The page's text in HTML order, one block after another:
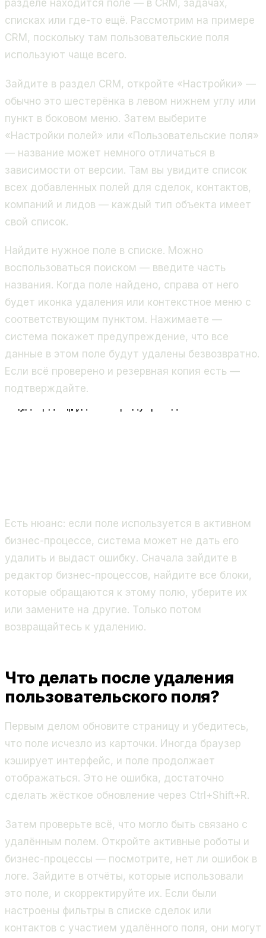
разделе находится поле — в CRM, задачах,
списках или где-то ещё. Рассмотрим на примере
CRM, поскольку там пользовательские поля
используют чаще всего.
Зайдите в раздел CRM, откройте «Настройки» —
обычно это шестерёнка в левом нижнем углу или
пункт в боковом меню. Затем выберите
«Настройки полей» или «Пользовательские поля»
— название может немного отличаться в
зависимости от версии. Там вы увидите список
всех добавленных полей для сделок, контактов,
компаний и лидов — каждый тип объекта имеет
свой список.
Найдите нужное поле в списке. Можно
воспользоваться поиском — введите часть
названия. Когда поле найдено, справа от него
будет иконка удаления или контекстное меню с
соответствующим пунктом. Нажимаете —
система покажет предупреждение, что все
данные в этом поле будут удалены безвозвратно.
Если всё проверено и резервная копия есть —
подтверждайте.
Есть нюанс: если поле используется в активном
бизнес-процессе, система может не дать его
удалить и выдаст ошибку. Сначала зайдите в
редактор бизнес-процессов, найдите все блоки,
которые обращаются к этому полю, уберите их
или замените на другие. Только потом
возвращайтесь к удалению.
Что делать после удаления
пользовательского поля?
Первым делом обновите страницу и убедитесь,
что поле исчезло из карточки. Иногда браузер
кэширует интерфейс, и поле продолжает
отображаться. Это не ошибка, достаточно
сделать жёсткое обновление через Ctrl+Shift+R.
Затем проверьте всё, что могло быть связано с
удалённым полем. Откройте активные роботы и
бизнес-процессы — посмотрите, нет ли ошибок в
логе. Зайдите в отчёты, которые использовали
это поле, и скорректируйте их. Если были
настроены фильтры в списке сделок или
контактов с участием удалённого поля, они могут